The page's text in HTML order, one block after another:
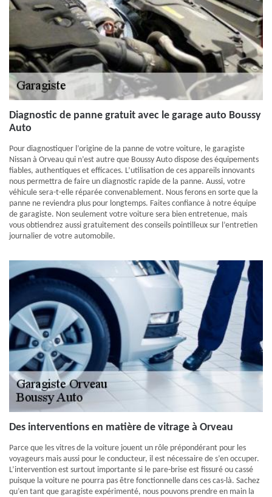
Diagnostic de panne gratuit avec le garage auto Boussy
Auto
Pour diagnostiquer l’origine de la panne de votre voiture, le garagiste
Nissan à Orveau qui n’est autre que Boussy Auto dispose des équipements
fiables, authentiques et efficaces. L’utilisation de ces appareils innovants
nous permettra de faire un diagnostic rapide de la panne. Aussi, votre
véhicule sera-t-elle réparée convenablement. Nous ferons en sorte que la
panne ne reviendra plus pour longtemps. Faites confiance à notre équipe
de garagiste. Non seulement votre voiture sera bien entretenue, mais
vous obtiendrez aussi gratuitement des conseils pointilleux sur l’entretien
journalier de votre automobile.
Des interventions en matière de vitrage à Orveau
Parce que les vitres de la voiture jouent un rôle prépondérant pour les
voyageurs mais aussi pour le conducteur, il est nécessaire de s’en occuper.
L’intervention est surtout importante si le pare-brise est fissuré ou cassé
puisque la voiture ne pourra pas être fonctionnelle dans ces cas-là. Sachez
qu’en tant que garagiste expérimenté, nous pouvons prendre en main la